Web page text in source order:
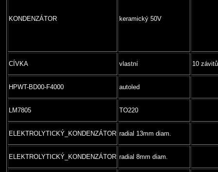
KONDENZÁTOR keramický 50V
CÍVKA vlastní 10
HPWT-BD00-F4000 autoled
LM7805 TO220
ELEKTROLYTICKÝ_KONDENZÁTOR radial 13mm diam.
ELEKTROLYTICKÝ_KONDENZÁTOR radial 8mm diam.